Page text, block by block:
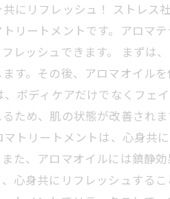
にリフレッシュ！ ストレ
リートメントです。アロマ
レッシュできます。 まずは
す。その後、アロマオイル
ボディケアだけでなくフェ
ため、肌の状態が改善され
トリートメントは、心身共
た、アロマオイルには鎮静
心身共にリフレッシュする